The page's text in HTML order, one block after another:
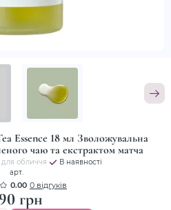
Essence 18 мл Зволожувальна
чаю та екстрактом матча
для обличчя
В наявності
арт.
0.00 0 відгуків
грн